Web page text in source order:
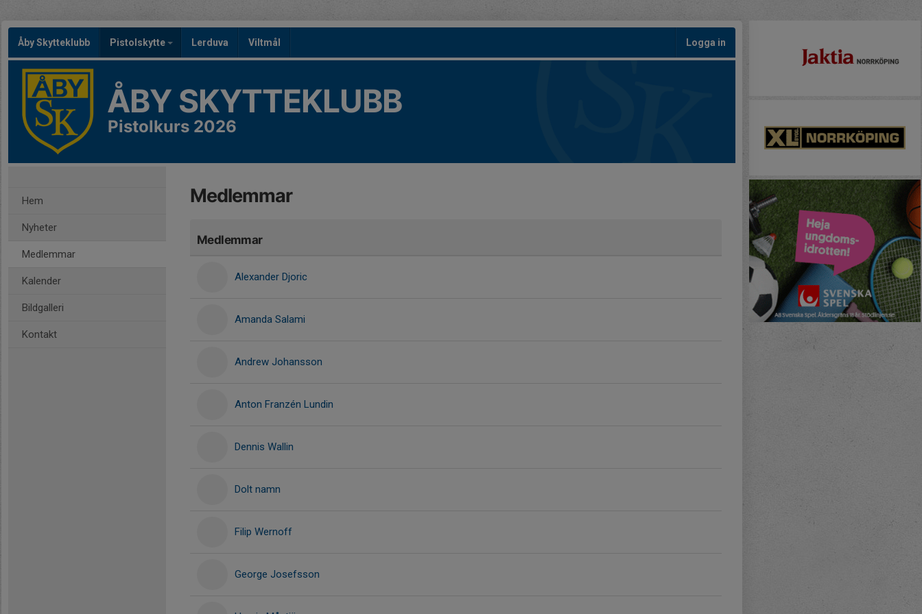
Åby Skytteklubb Pistolskytte Lerduva Viltmål Logga in
ÅBY SKYTTEKLUBB
Pistolkurs 2026
Hem
Nyheter
Medlemmar
Kalender
Bildgalleri
Kontakt
Medlemmar
Medlemmar
Alexander Djoric
Amanda Salami
Andrew Johansson
Anton Franzén Lundin
Dennis Wallin
Dolt namn
Filip Wernoff
George Josefsson